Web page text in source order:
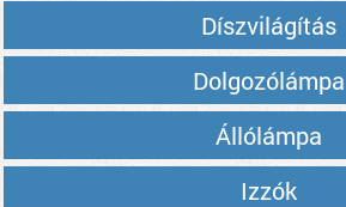
Díszvilágítás
Dolgozólámpa
Állólámpa
Izzók